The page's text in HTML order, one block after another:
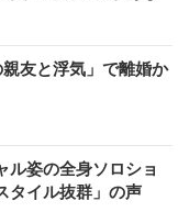
友と浮気」で離婚か
ル姿の全身ソロショ
タイル抜群」の声